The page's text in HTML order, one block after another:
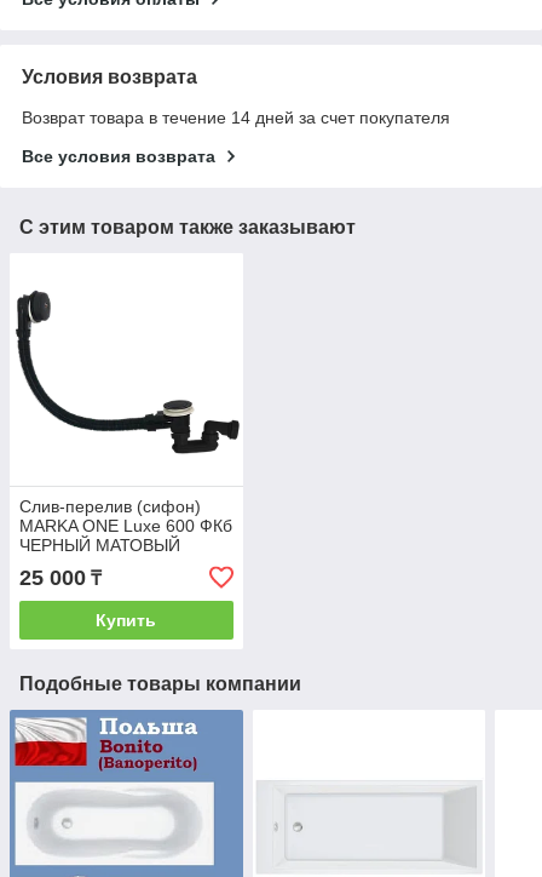
Условия возврата
Возврат товара в течение 14 дней за счет покупателя
Все условия возврата
С этим товаром также заказывают
Слив-перелив (сифон)
MARKA ONE Luxe 600 ФКб
ЧЕРНЫЙ МАТОВЫЙ
25 000 ₸
Купить
Подобные товары компании